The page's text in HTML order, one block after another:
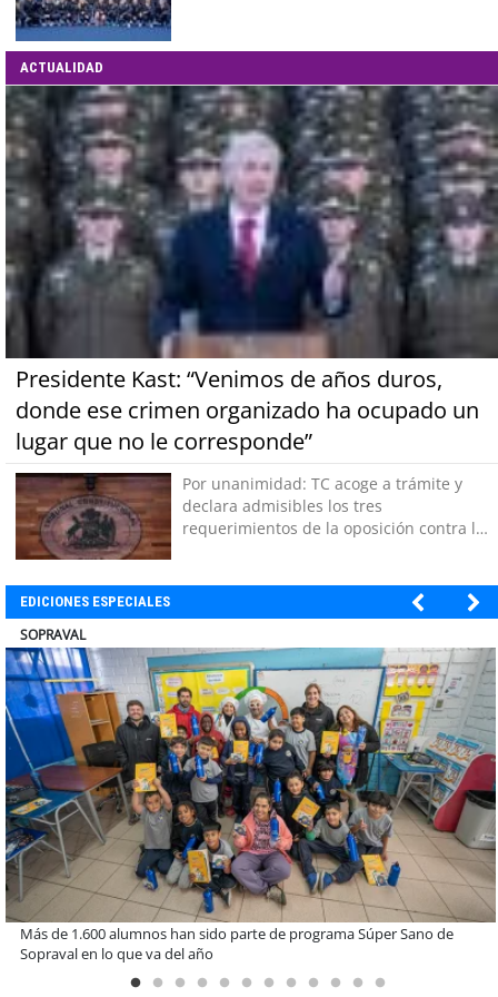
ACTUALIDAD
Presidente Kast: “Venimos de años duros,
donde ese crimen organizado ha ocupado un
lugar que no le corresponde”
Por unanimidad: TC acoge a trámite y
declara admisibles los tres
requerimientos de la oposición contra la
EDICIONES ESPECIALES
ULTRAPORT
Estudiantes de la UCN desarrollan tecnología para modernizar la
operación de Ultraport Coquimbo